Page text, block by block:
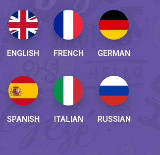
ENGLISH FRENCH GERMAN
SPANISH ITALIAN RUSSIAN